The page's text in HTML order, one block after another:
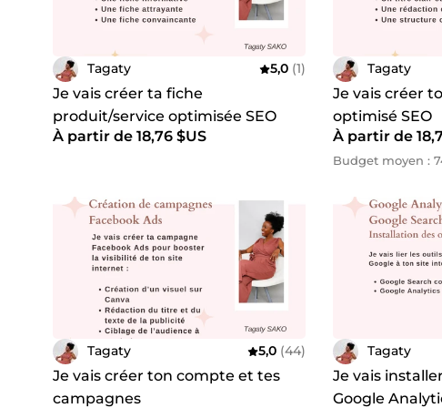
Tagaty 5,0 (1)
Je vais créer ta fiche
produit/service optimisée SEO
À partir de 18,76 $US
Tagaty
Je vais créer
optimisé SEO
À partir de
Budget moyen :
Tagaty 5,0 (44)
Je vais créer ton compte et tes
campagnes
Tagaty
Je vais
Google